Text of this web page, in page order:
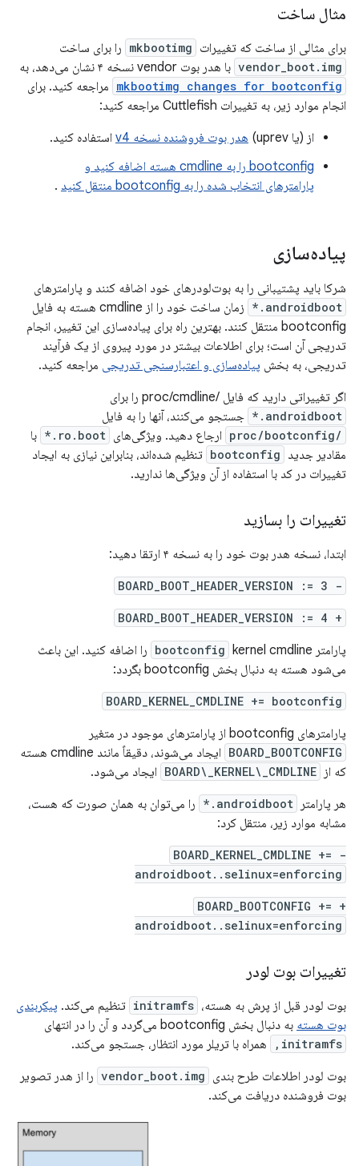
مثال ساخت
برای مثالی از ساخت که تغییرات mkbootimg را برای ساخت
vendor_boot.img با هدر بوت vendor نسخه ۴ نشان می‌دهد، به
mkbootimg changes for bootconfig مراجعه کنید. برای
انجام موارد زیر، به تغییرات Cuttlefish مراجعه کنید:
از (یا uprev)
هدر بوت فروشنده نسخه v4
استفاده کنید.
bootconfig را به cmdline هسته اضافه کنید و
پارامترهای انتخاب شده را به bootconfig منتقل کنید
.
پیاده‌سازی
شرکا باید پشتیبانی را به بوت‌لودرهای خود اضافه کنند و پارامترهای
androidboot.*
زمان ساخت خود را از cmdline هسته به فایل
bootconfig منتقل کنند. بهترین راه برای پیاده‌سازی این تغییر، انجام
تدریجی آن است؛ برای اطلاعات بیشتر در مورد پیروی از یک فرآیند
تدریجی، به بخش پیاده‌سازی و اعتبارسنجی تدریجی مراجعه کنید.
اگر تغییراتی دارید که فایل /proc/cmdline را برای
androidboot.* جستجو می‌کنند، آنها را به فایل
/proc/bootconfig ارجاع دهید. ویژگی‌های ro.boot.*
با
مقادیر جدید bootconfig تنظیم شده‌اند، بنابراین نیازی به ایجاد
تغییرات در کد با استفاده از آن ویژگی‌ها ندارید.
تغییرات را بسازید
ابتدا، نسخه هدر بوت خود را به نسخه ۴ ارتقا دهید:
- BOARD_BOOT_HEADER_VERSION := 3
+ BOARD_BOOT_HEADER_VERSION := 4
پارامتر bootconfig kernel cmdline را اضافه کنید. این باعث
می‌شود هسته به دنبال بخش bootconfig بگردد:
BOARD_KERNEL_CMDLINE += bootconfig
پارامترهای bootconfig از پارامترهای موجود در متغیر
BOARD_BOOTCONFIG
ایجاد می‌شوند، دقیقاً مانند cmdline هسته
که از BOARD\_KERNEL\_CMDLINE ایجاد می‌شود.
هر پارامتر
androidboot.*
را می‌توان به همان صورت که هست،
مشابه موارد زیر، منتقل کرد:
- BOARD_KERNEL_CMDLINE +=
androidboot..selinux=enforcing
+ BOARD_BOOTCONFIG +=
androidboot..selinux=enforcing
تغییرات بوت لودر
بوت لودر قبل از پرش به هسته، initramfs تنظیم می‌کند. پیکربندی
بوت هسته به دنبال بخش bootconfig می‌گردد و آن را در انتهای
initramfs,
همراه با تریلر مورد انتظار، جستجو می‌کند.
بوت لودر اطلاعات طرح بندی vendor_boot.img را از هدر تصویر
بوت فروشنده دریافت می‌کند.